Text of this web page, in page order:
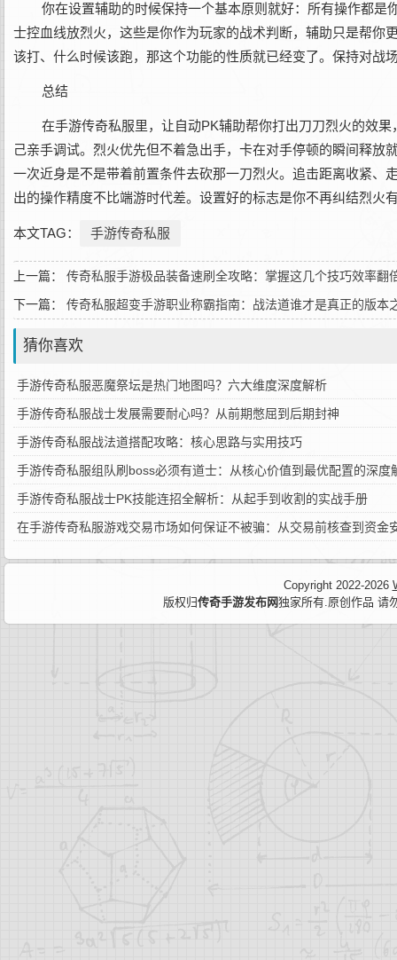
你在设置辅助的时候保持一个基本原则就好：所有操作都
士控血线放烈火，这些是你作为玩家的战术判断，辅助只是帮你
该打、什么时候该跑，那这个功能的性质就已经变了。保持对战
总结
在手游传奇私服里，让自动PK辅助帮你打出刀刀烈火的效
己亲手调试。烈火优先但不着急出手，卡在对手停顿的瞬间释
一次近身是不是带着前置条件去砍那一刀烈火。追击距离收紧、
出的操作精度不比端游时代差。设置好的标志是你不再纠结烈火
本文TAG： 手游传奇私服
上一篇： 传奇私服手游极品装备速刷全攻略：掌握这几个技巧效率翻
下一篇： 传奇私服超变手游职业称霸指南：战法道谁才是真正的版本
猜你喜欢
手游传奇私服恶魔祭坛是热门地图吗？六大维度深度解析
手游传奇私服战士发展需要耐心吗？从前期憋屈到后期封神
手游传奇私服战法道搭配攻略：核心思路与实用技巧
手游传奇私服组队刷boss必须有道士：从核心价值到最优配置的深度
手游传奇私服战士PK技能连招全解析：从起手到收割的实战手册
在手游传奇私服游戏交易市场如何保证不被骗：从交易前核查到资金
Copyright 2022-2026
版权归传奇手游发布网独家所有.原创作品 请